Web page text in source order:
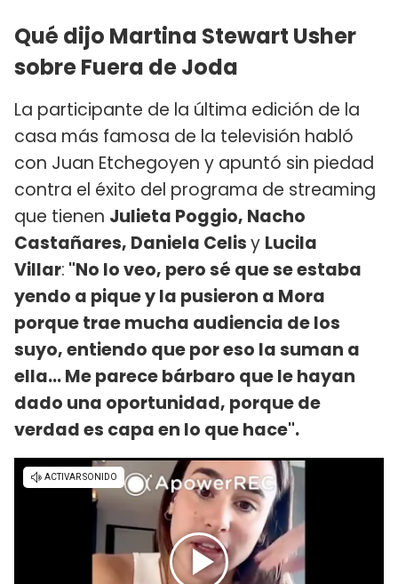
Qué dijo Martina Stewart Usher
sobre Fuera de Joda
La participante de la última edición de la
casa más famosa de la televisión habló
con Juan Etchegoyen y apuntó sin piedad
contra el éxito del programa de streaming
que tienen Julieta Poggio, Nacho
Castañares, Daniela Celisy Lucila
Villar: "No lo veo, pero sé que se estaba
yendo a pique y la pusieron a Mora
porque trae mucha audiencia de los
suyo, entiendo que por eso la suman a
ella... Me parece bárbaro que le hayan
dado una oportunidad, porque de
verdad es capa en lo que hace".